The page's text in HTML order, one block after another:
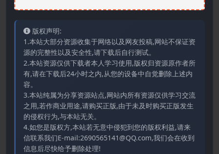
版权声明:
1.本站大部分资源收集于网络以及网友投稿,网站不保证资
源的完整性以及安全性,请下载后自行测试。
2.本站资源仅供下载者本人学习使用,版权归资源原作者所
有,请在下载后24小时之内,从您的设备中自觉删除上述内
容。
3.本站纯属为分享资源站点,网站内所有资源仅供学习交流
之用,若作商业用途,请购买正版,由于未及时购买正版发生
的侵权行为,与本站无关。
4.如您是版权方,本站若无意中侵犯到您的版权利益,请来
信联系我们E-mail:2690565141@QQ.com,我们会在收到
信息后尽快给予删除处理!